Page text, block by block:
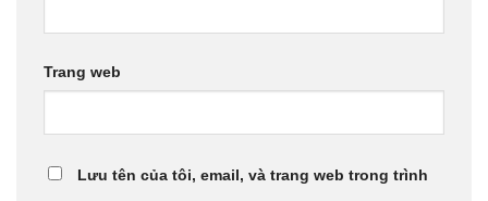
Trang web
Lưu tên của tôi, email, và trang web trong trình